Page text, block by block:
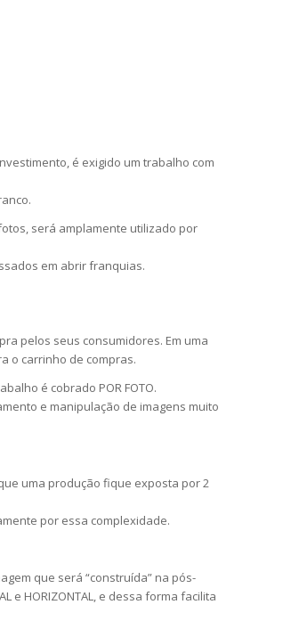
é exigido um trabalho com
será amplamente utilizado por
em abrir franquias.
pelos seus consumidores. Em uma
o carrinho de compras.
é cobrado POR FOTO.
e manipulação de imagens muito
uma produção fique exposta por 2
por essa complexidade.
que será “construída” na pós-
e HORIZONTAL, e dessa forma facilita